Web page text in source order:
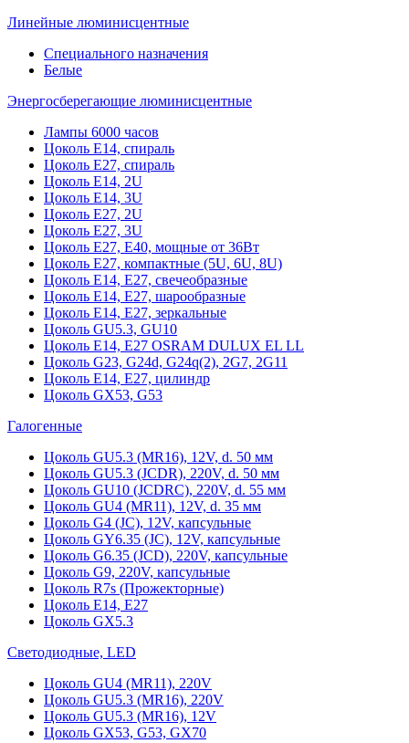
Линейные люминисцентные
Специального назначения
Белые
Энергосберегающие люминисцентные
Лампы 6000 часов
Цоколь Е14, спираль
Цоколь Е27, спираль
Цоколь Е14, 2U
Цоколь Е14, 3U
Цоколь Е27, 2U
Цоколь Е27, 3U
Цоколь Е27, Е40, мощные от 36Вт
Цоколь Е27, компактные (5U, 6U, 8U)
Цоколь Е14, Е27, свечеобразные
Цоколь Е14, Е27, шарообразные
Цоколь Е14, Е27, зеркальные
Цоколь GU5.3, GU10
Цоколь Е14, Е27 OSRAM DULUX EL LL
Цоколь G23, G24d, G24q(2), 2G7, 2G11
Цоколь Е14, Е27, цилиндр
Цоколь GX53, G53
Галогенные
Цоколь GU5.3 (MR16), 12V, d. 50 мм
Цоколь GU5.3 (JCDR), 220V, d. 50 мм
Цоколь GU10 (JCDRC), 220V, d. 55 мм
Цоколь GU4 (MR11), 12V, d. 35 мм
Цоколь G4 (JC), 12V, капсульные
Цоколь GY6.35 (JC), 12V, капсульные
Цоколь G6.35 (JCD), 220V, капсульные
Цоколь G9, 220V, капсульные
Цоколь R7s (Прожекторные)
Цоколь E14, E27
Цоколь GX5.3
Светодиодные, LED
Цоколь GU4 (MR11), 220V
Цоколь GU5.3 (MR16), 220V
Цоколь GU5.3 (MR16), 12V
Цоколь GX53, G53, GX70